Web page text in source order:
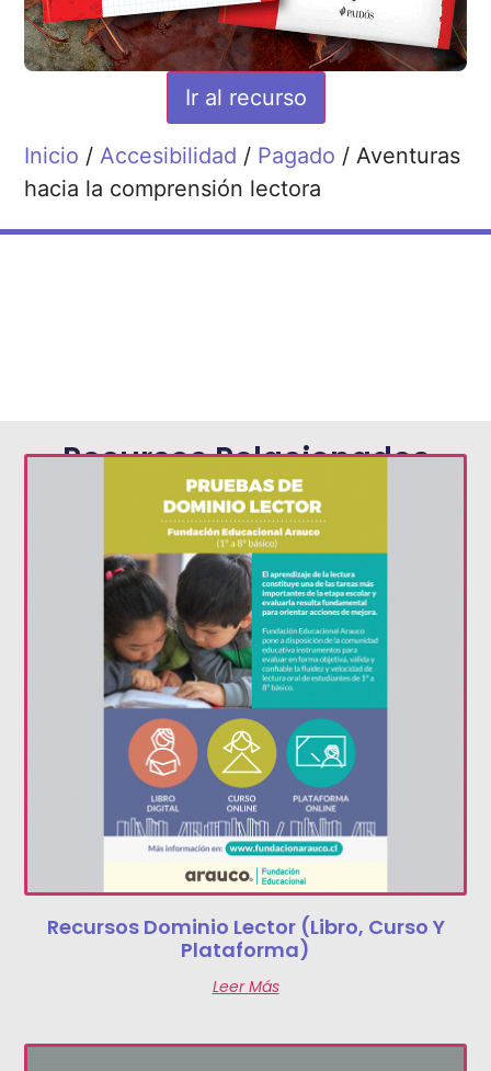
Ir al recurso
Inicio /Accesibilidad / Pagado / Aventuras
hacia la comprensión lectora
Recursos Relacionados
Recursos Dominio Lector (libro, Curso Y
Plataforma)
Leer Más